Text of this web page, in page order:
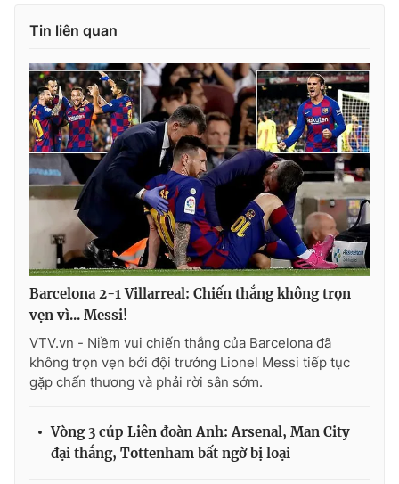
Chuyên mục khác
Emagazine Podcast
Photo Infographic
Video Shorts video
VTV Money VTV Thể thao
VTV Sức khoẻ Bất động sản
Thị trường 24h
VTV4 Vươn mình bằng AI
VTV9 VTV8
Tin liên quan
Barcelona 2-1 Villarreal: Chiến thắng không trọn
vẹn vì... Messi!
VTV.vn - Niềm vui chiến thắng của Barcelona đã
không trọn vẹn bởi đội trưởng Lionel Messi tiếp tục
gặp chấn thương và phải rời sân sớm.
Vòng 3 cúp Liên đoàn Anh: Arsenal, Man City
đại thắng, Tottenham bất ngờ bị loại